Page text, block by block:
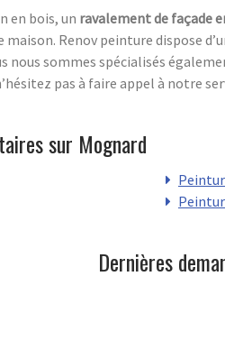
en bois, un ravalement de façade
maison. Renov peinture dispose
nous sommes spécialisés
pas à faire appel à notre
sur Mognard
Dernières